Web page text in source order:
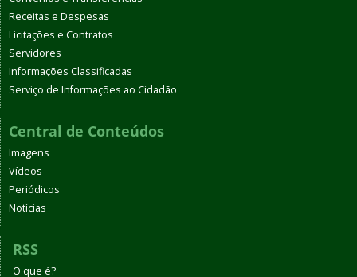
Receitas e Despesas
Licitações e Contratos
Servidores
Informações Classificadas
Serviço de Informações ao Cidadão
Central de Conteúdos
Imagens
Vídeos
Periódicos
Notícias
RSS
O que é?